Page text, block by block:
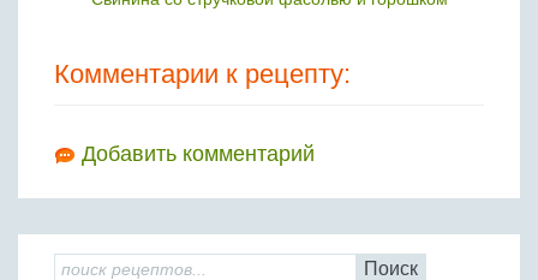
Комментарии к рецепту:
Добавить комментарий
Поиск